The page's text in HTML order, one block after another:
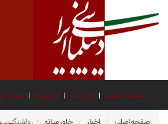
صفحه نخست درباره ما عضویت پیوند